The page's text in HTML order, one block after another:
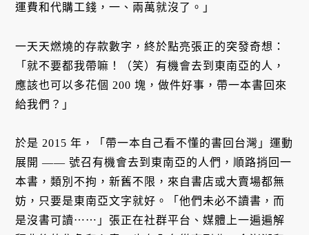
運費和代購工錢，一、兩萬就沒了。」
一天天燃燒的存款數字，終於點亮張正的突發奇想：
「就不要都我帶嘛！（笑）有機會去到東南亞的人，
應該也可以多花個 200 塊，做件好事，帶一本書回來
給我們？」
於是 2015 年，「帶一本自己看不懂的書回台灣」運動
展開 —— 號召有機會去到東南亞的人們，順路捎回一
本書，類別不拘，新舊不限，來自書店或大賣場都無
妨，只要是東南亞文字就好。「他們未必不讀書，而
是沒書可讀⋯⋯」張正在社群平台、媒體上一遍遍解